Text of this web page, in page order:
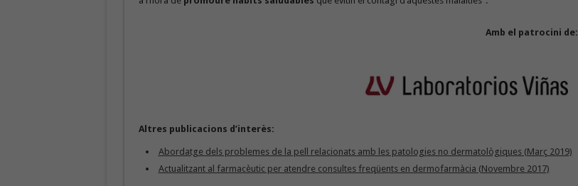
Amb el patrocini de:
Altres publicacions d’interès:
Abordatge dels problemes de la pell relacionats amb les patologies no dermatològiques (Març 2019)
Actualitzant al farmacèutic per atendre consultes freqüents en dermofarmàcia (Novembre 2017)